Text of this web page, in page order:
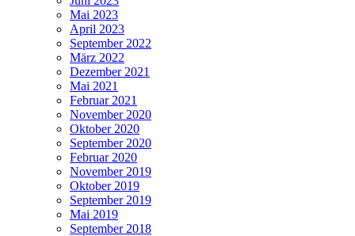
Mai 2023
April 2023
September 2022
März 2022
Dezember 2021
Mai 2021
Februar 2021
November 2020
Oktober 2020
September 2020
Februar 2020
November 2019
Oktober 2019
September 2019
Mai 2019
September 2018